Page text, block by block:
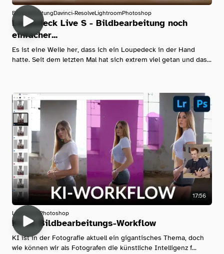
BildbearbeitungDavinci-ResolveLightroomPhotoshop
Loupedeck Live S - Bildbearbeitung noch
einfacher...
Es ist eine Weile her, dass ich ein Loupedeck in der Hand
hatte. Seit dem letzten Mal hat sich extrem viel getan und das...
17:56
Lightroom Photoshop
KI im Bildbearbeitungs-Workflow
KI ist in der Fotografie aktuell ein gigantisches Thema, doch
wie können wir als Fotografen die künstliche Intelligenz f...